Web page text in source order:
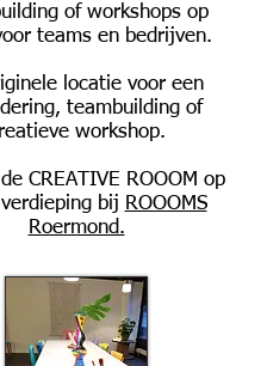
of workshops op
teams en bedrijven.
locatie voor een
teambuilding of
workshop.
CREATIVE ROOOM op
bij ROOOMS
Roermond.